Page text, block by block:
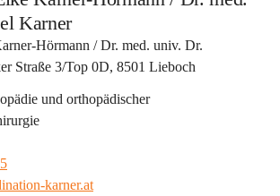
Karner
Hörmann / Dr. med. univ. Dr.
Straße 3/Top 0D, 8501 Lieboch
und orthopädischer
karner.at